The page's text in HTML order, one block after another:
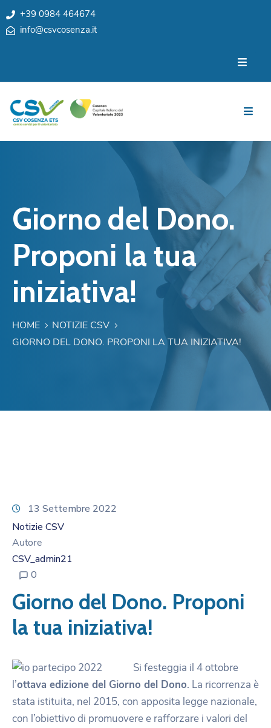
+39 0984 464674
info@csvcosenza.it
Sedi
Team
Cosenza
associazioni
Per
cittadini
Contatti
Orari
Giorno del Dono.
Proponi la tua
iniziativa!
HOME
NOTIZIE CSV
GIORNO DEL DONO. PROPONI LA TUA INIZIATIVA!
13 Settembre 2022
Notizie CSV
Autore
CSV_admin21
0
Giorno del Dono. Proponi
la tua iniziativa!
Si festeggia il 4 ottobre
l’ottava edizione del Giorno del Dono. La ricorrenza è
stata istituita, nel 2015, con apposita legge nazionale,
con l’obiettivo di promuovere e rafforzare i valori del